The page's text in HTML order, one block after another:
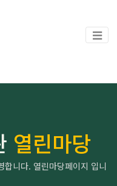
열린마당
합니다. 열린마당페이지 입니